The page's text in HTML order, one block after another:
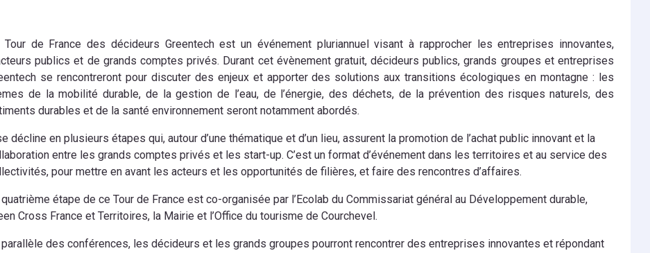
Tour de France des décideurs Greentech est un événement pluriannuel visant à rapprocher les entreprises innovantes,
publics et de grands comptes privés. Durant cet évènement gratuit, décideurs publics, grands groupes et entreprises
se rencontreront pour discuter des enjeux et apporter des solutions aux transitions écologiques en montagne : les
de la mobilité durable, de la gestion de l’eau, de l’énergie, des déchets, de la prévention des risques naturels, des
durables et de la santé environnement seront notamment abordés.
décline en plusieurs étapes qui, autour d’une thématique et d’un lieu, assurent la promotion de l’achat public innovant et la
entre les grands comptes privés et les start-up. C’est un format d’événement dans les territoires et au service des
pour mettre en avant les acteurs et les opportunités de filières, et faire des rencontres d’affaires.
quatrième étape de ce Tour de France est co-organisée par l’Ecolab du Commissariat général au Développement durable,
Cross France et Territoires, la Mairie et l’Office du tourisme de Courchevel.
parallèle des conférences, les décideurs et les grands groupes pourront rencontrer des entreprises innovantes et répondant